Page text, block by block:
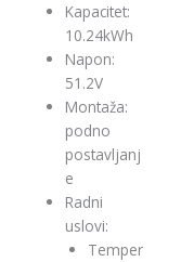
Kapacitet:
10.24kWh
Napon:
51.2V
Montaža:
podno
postavljanj
e
Radni
uslovi:
Temper